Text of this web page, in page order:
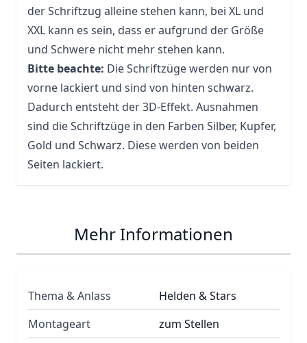
der Schriftzug alleine stehen kann, bei XL und
XXL kann es sein, dass er aufgrund der Größe
und Schwere nicht mehr stehen kann.
Bitte beachte: Die Schriftzüge werden nur von
vorne lackiert und sind von hinten schwarz.
Dadurch entsteht der 3D-Effekt. Ausnahmen
sind die Schriftzüge in den Farben Silber, Kupfer,
Gold und Schwarz. Diese werden von beiden
Seiten lackiert.
Mehr Informationen
Thema & Anlass
Helden & Stars
Montageart
zum Stellen